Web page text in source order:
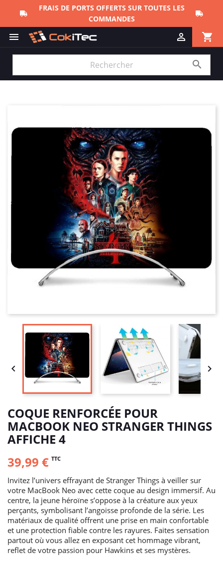
FRAIS DE PORTS OFFERTS SUR TOUTES LES
COMMANDES
 shopping_cart


 
COQUE RENFORCÉE POUR
MACBOOK NEO STRANGER THINGS
AFFICHE 4
39,99 € TTC
Invitez l’univers effrayant de Stranger Things à veiller sur
votre MacBook Neo avec cette coque au design immersif. Au
centre, la jeune héroïne s’oppose à la créature aux yeux
perçants, symbolisant l’angoisse profonde de la série. Les
matériaux de qualité offrent une prise en main confortable
et une protection fiable contre les rayures. Faites sensation
partout où vous allez en exposant cet hommage vibrant,
reflet de votre passion pour Hawkins et ses mystères.